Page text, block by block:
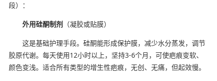
段）：
外用硅酮制剂（凝胶或贴膜）
这是基础护理手段。硅酮能形成保护膜，减少水分蒸发，调节
胶原代谢。每天使用12小时以上，坚持3-6个月，可使疤痕变软、
颜色变浅。适合所有类型的增生性疤痕，无创、无痛，但起效慢。